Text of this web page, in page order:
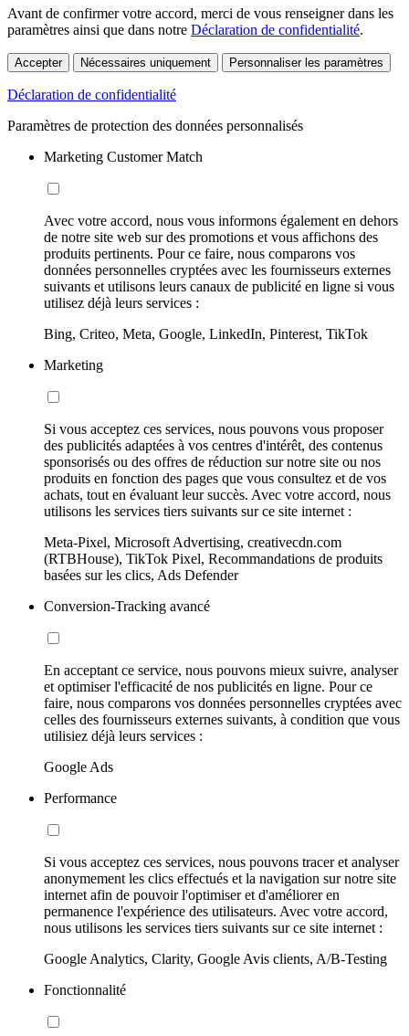
Avant de confirmer votre accord, merci de vous renseigner dans les
paramètres ainsi que dans notre Déclaration de confidentialité.
Accepter Nécessaires uniquement Personnaliser les paramètres
Déclaration de confidentialité
Paramètres de protection des données personnalisés
Marketing Customer Match
Avec votre accord, nous vous informons également en dehors
de notre site web sur des promotions et vous affichons des
produits pertinents. Pour ce faire, nous comparons vos
données personnelles cryptées avec les fournisseurs externes
suivants et utilisons leurs canaux de publicité en ligne si vous
utilisez déjà leurs services :
Bing, Criteo, Meta, Google, LinkedIn, Pinterest, TikTok
Marketing
Si vous acceptez ces services, nous pouvons vous proposer
des publicités adaptées à vos centres d'intérêt, des contenus
sponsorisés ou des offres de réduction sur notre site ou nos
produits en fonction des pages que vous consultez et de vos
achats, tout en évaluant leur succès. Avec votre accord, nous
utilisons les services tiers suivants sur ce site internet :
Meta-Pixel, Microsoft Advertising, creativecdn.com
(RTBHouse), TikTok Pixel, Recommandations de produits
basées sur les clics, Ads Defender
Conversion-Tracking avancé
En acceptant ce service, nous pouvons mieux suivre, analyser
et optimiser l'efficacité de nos publicités en ligne. Pour ce
faire, nous comparons vos données personnelles cryptées avec
celles des fournisseurs externes suivants, à condition que vous
utilisiez déjà leurs services :
Google Ads
Performance
Si vous acceptez ces services, nous pouvons tracer et analyser
anonymement les clics effectués et la navigation sur notre site
internet afin de pouvoir l'optimiser et d'améliorer en
permanence l'expérience des utilisateurs. Avec votre accord,
nous utilisons les services tiers suivants sur ce site internet :
Google Analytics, Clarity, Google Avis clients, A/B-Testing
Fonctionnalité